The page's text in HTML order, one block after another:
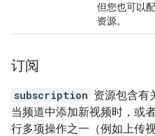
但您也可以
资源。
订阅
subscription 资源包含有
当频道中添加新视频时，或
行多项操作之一（例如上传